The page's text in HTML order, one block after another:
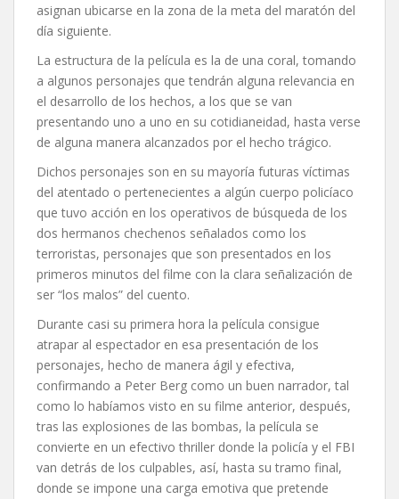
asignan ubicarse en la zona de la meta del maratón del
día siguiente.
La estructura de la película es la de una coral, tomando
a algunos personajes que tendrán alguna relevancia en
el desarrollo de los hechos, a los que se van
presentando uno a uno en su cotidianeidad, hasta verse
de alguna manera alcanzados por el hecho trágico.
Dichos personajes son en su mayoría futuras víctimas
del atentado o pertenecientes a algún cuerpo policíaco
que tuvo acción en los operativos de búsqueda de los
dos hermanos chechenos señalados como los
terroristas, personajes que son presentados en los
primeros minutos del filme con la clara señalización de
ser “los malos” del cuento.
Durante casi su primera hora la película consigue
atrapar al espectador en esa presentación de los
personajes, hecho de manera ágil y efectiva,
confirmando a Peter Berg como un buen narrador, tal
como lo habíamos visto en su filme anterior, después,
tras las explosiones de las bombas, la película se
convierte en un efectivo thriller donde la policía y el FBI
van detrás de los culpables, así, hasta su tramo final,
donde se impone una carga emotiva que pretende